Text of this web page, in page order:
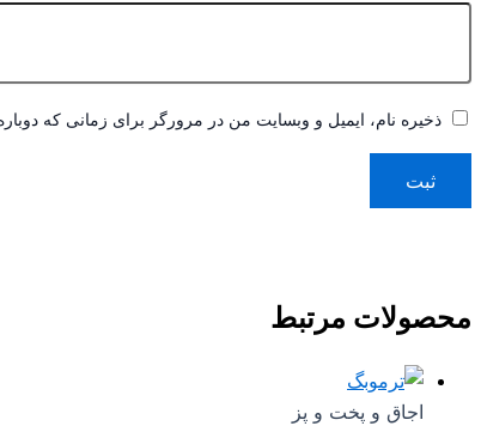
ذخیره نام، ایمیل و وبسایت من در مرورگر برای زمانی که
محصولات مرتبط
اجاق و پخت و پز